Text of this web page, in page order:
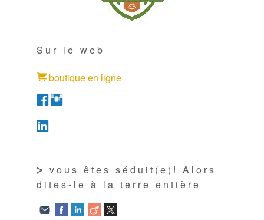
Sur le web
boutique en ligne
vous êtes séduit(e)! Alors
dites-le à la terre entière